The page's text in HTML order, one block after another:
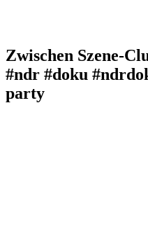
Zwischen Szene-
#ndr #doku
party